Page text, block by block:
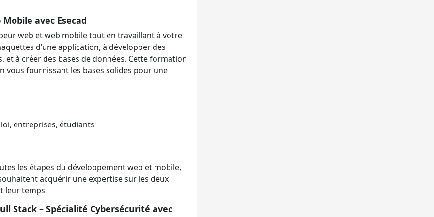
avec Esecad
web et web mobile tout en travaillant à votre
d’une application, à développer des
à créer des bases de données. Cette formation
fournissant les bases solides pour une
entreprises, étudiants
les étapes du développement web et mobile,
acquérir une expertise sur les deux
leur temps.
Stack – Spécialité Cybersécurité avec